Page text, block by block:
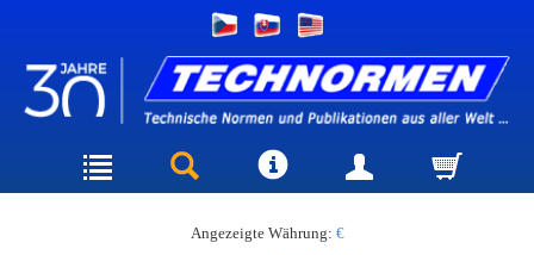
Angezeigte Währung: €